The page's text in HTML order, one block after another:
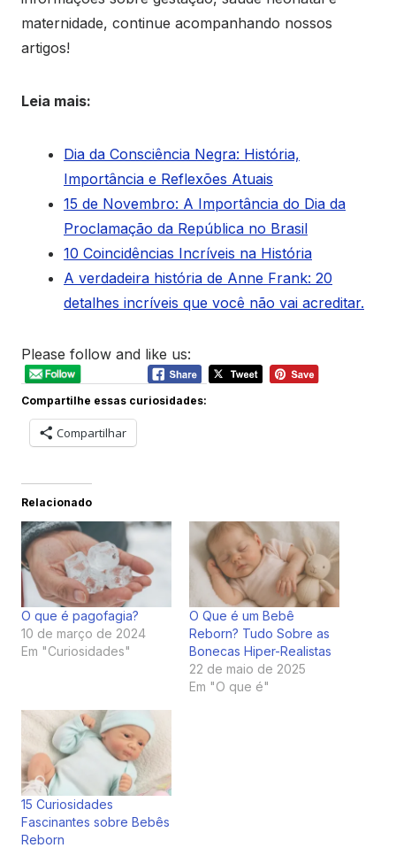
maternidade, continue acompanhando nossos
artigos!
Leia mais:
Dia da Consciência Negra: História,
Importância e Reflexões Atuais
15 de Novembro: A Importância do Dia da
Proclamação da República no Brasil
10 Coincidências Incríveis na História
A verdadeira história de Anne Frank: 20
detalhes incríveis que você não vai acreditar.
Please follow and like us:
Compartilhe essas curiosidades:
Compartilhar
Relacionado
O que é pagofagia?
10 de março de 2024
Em "Curiosidades"
O Que é um Bebê
Reborn? Tudo Sobre as
Bonecas Hiper-Realistas
22 de maio de 2025
Em "O que é"
15 Curiosidades
Fascinantes sobre Bebês
Reborn